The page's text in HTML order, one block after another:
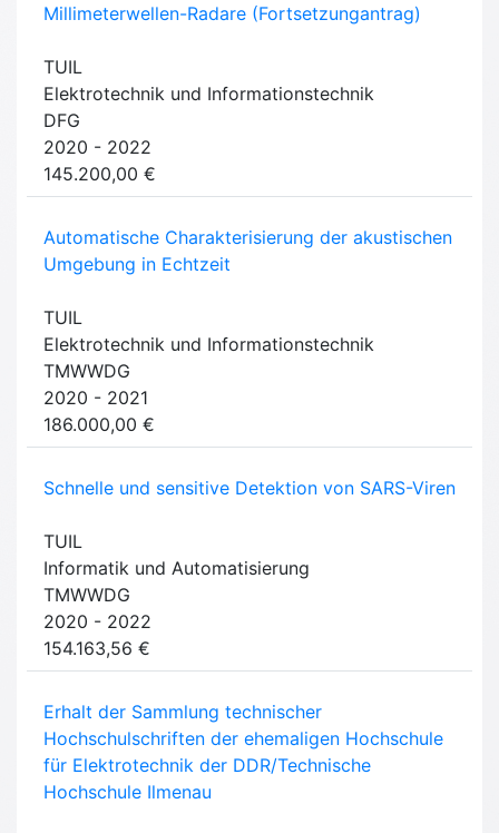
Millimeterwellen-Radare (Fortsetzungantrag)
TUIL
Elektrotechnik und Informationstechnik
DFG
2020 - 2022
145.200,00 €
Automatische Charakterisierung der akustischen
Umgebung in Echtzeit
TUIL
Elektrotechnik und Informationstechnik
TMWWDG
2020 - 2021
186.000,00 €
Schnelle und sensitive Detektion von SARS-Viren
TUIL
Informatik und Automatisierung
TMWWDG
2020 - 2022
154.163,56 €
Erhalt der Sammlung technischer
Hochschulschriften der ehemaligen Hochschule
für Elektrotechnik der DDR/Technische
Hochschule Ilmenau